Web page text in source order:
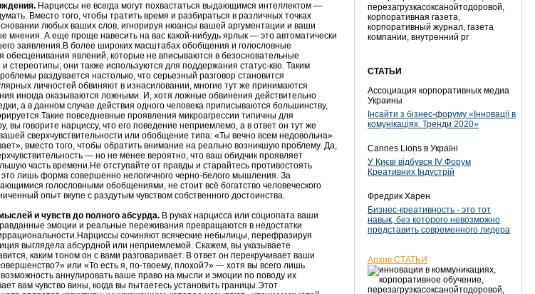
Нарциссы не всегда могут похвастаться выдающимся интеллектом —
Вместо того, чтобы тратить время и разбираться в различных точках
любых ваших слов, игнорируя нюансы вашей аргументации и ваши
мнения. А еще проще навесить на вас какой-нибудь ярлык — это автоматически
заявления.В более широких масштабах обобщения и голословные
обесценивания явлений, которые не вписываются в безосновательные
стереотипы; они также используются для поддержания статус-кво. Таким
раздувается настолько, что серьезный разговор становится
личностей обвиняют в изнасиловании, многие тут же принимаются
иногда оказываются ложными. И, хотя ложные обвинения действительно
а в данном случае действия одного человека приписываются большинству,
повседневные проявления микроагрессии типичны для
вы говорите нарциссу, что его поведение неприемлемо, а в ответ он тут же
сверхчувствительности или обобщение типа: «Ты вечно всем недовольна»
вместо того, чтобы обратить внимание на реально возникшую проблему. Да,
— но не менее вероятно, что ваш обидчик проявляет
часть времени.Не отступайте от правды и старайтесь противостоять
лишь форма совершенно нелогичного черно-белого мышления. За
голословными обобщениями, не стоит всё богатство человеческого
опыт вкупе с раздутым чувством собственного достоинства.
и чувств до полного абсурда. В руках нарцисса или социопата ваши
эмоции и реальные переживания превращаются в недостатки
сочиняют всяческие небылицы, перефразируя
выглядела абсурдной или неприемлемой. Скажем, вы указываете
каким тоном он с вами разговаривает. В ответ он перекручивает ваши
или «То есть я, по-твоему, плохой?» — хотя вы всего лишь
аннулировать ваше право на мысли и эмоции по поводу их
вам чувство вины, когда вы пытаетесь установить границы.Этот
СТАТЬИ
Ассоциация корпоративных медиа
Украины
Інсайти з бізнес-форуму «Інновації в
комунікаціях. Тренди 2020»
Cannes Lions в Україні
У Києві відбувся IV Форум
Креативних Індустрій
Фредрик Харен
Бизнес-креативность - это тот
навык, без которого невозможно
представить современного лидера
Архив СТАТЬИ